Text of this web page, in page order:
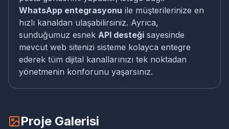
WhatsApp entegrasyonu ile müşterilerinize en
hızlı kanaldan ulaşabilirsiniz. Ayrıca,
sunduğumuz esnek API desteği sayesinde
mevcut web sitenizi sisteme kolayca entegre
ederek tüm dijital kanallarınızı tek noktadan
yönetmenin konforunu yaşarsınız.
Proje Galerisi